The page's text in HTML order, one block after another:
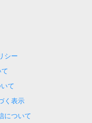
シー
て
く表示
について